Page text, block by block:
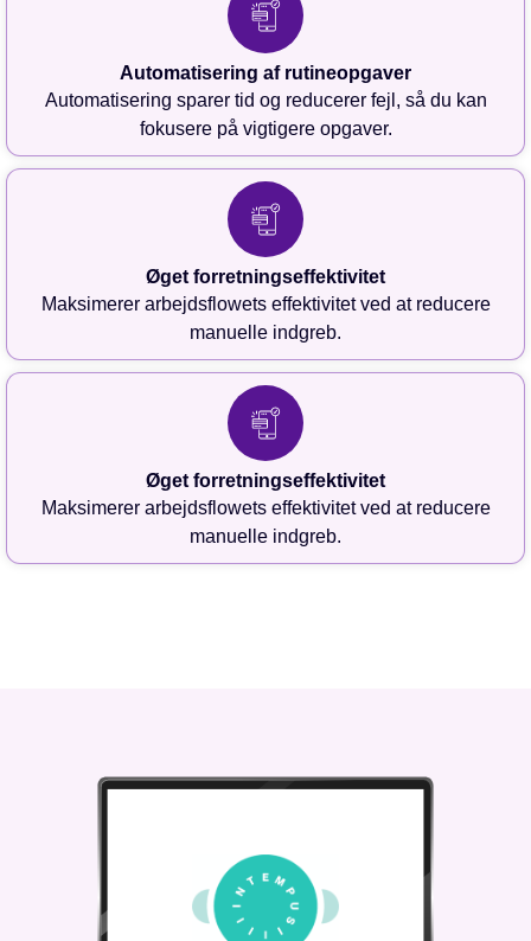
Automatisering af rutineopgaver
Automatisering sparer tid og reducerer fejl, så du kan
fokusere på vigtigere opgaver.
Øget forretningseffektivitet
Maksimerer arbejdsflowets effektivitet ved at reducere
manuelle indgreb.
Øget forretningseffektivitet
Maksimerer arbejdsflowets effektivitet ved at reducere
manuelle indgreb.